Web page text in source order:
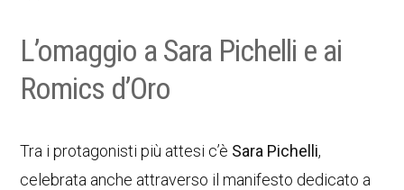
L’omaggio a Sara Pichelli e ai
Romics d’Oro
Tra i protagonisti più attesi c’è Sara Pichelli,
celebrata anche attraverso il manifesto dedicato a